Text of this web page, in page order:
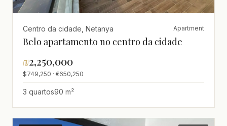
Centro da cidade, Netanya Apartment
Belo apartamento no centro da cidade
₪2,250,000
$749,250 · €650,250
3 quartos90 m²